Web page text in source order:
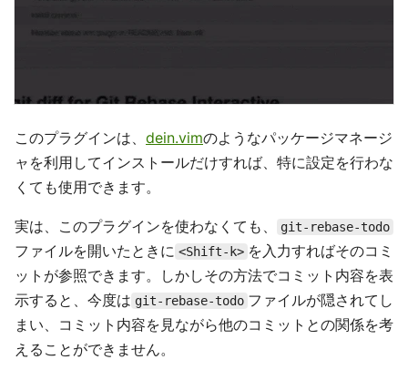
このプラグインは、 dein.vimのようなパッケージマネージ
ャを利用してインストールだけすれば、特に設定を行わな
くても使用できます。
実は、このプラグインを使わなくても、 git-rebase-todo
ファイルを開いたときに <Shift-k> を入力すればそのコミ
ットが参照できます。しかしその方法でコミット内容を表
示すると、今度は git-rebase-todo ファイルが隠されてし
まい、コミット内容を見ながら他のコミットとの関係を考
えることができません。